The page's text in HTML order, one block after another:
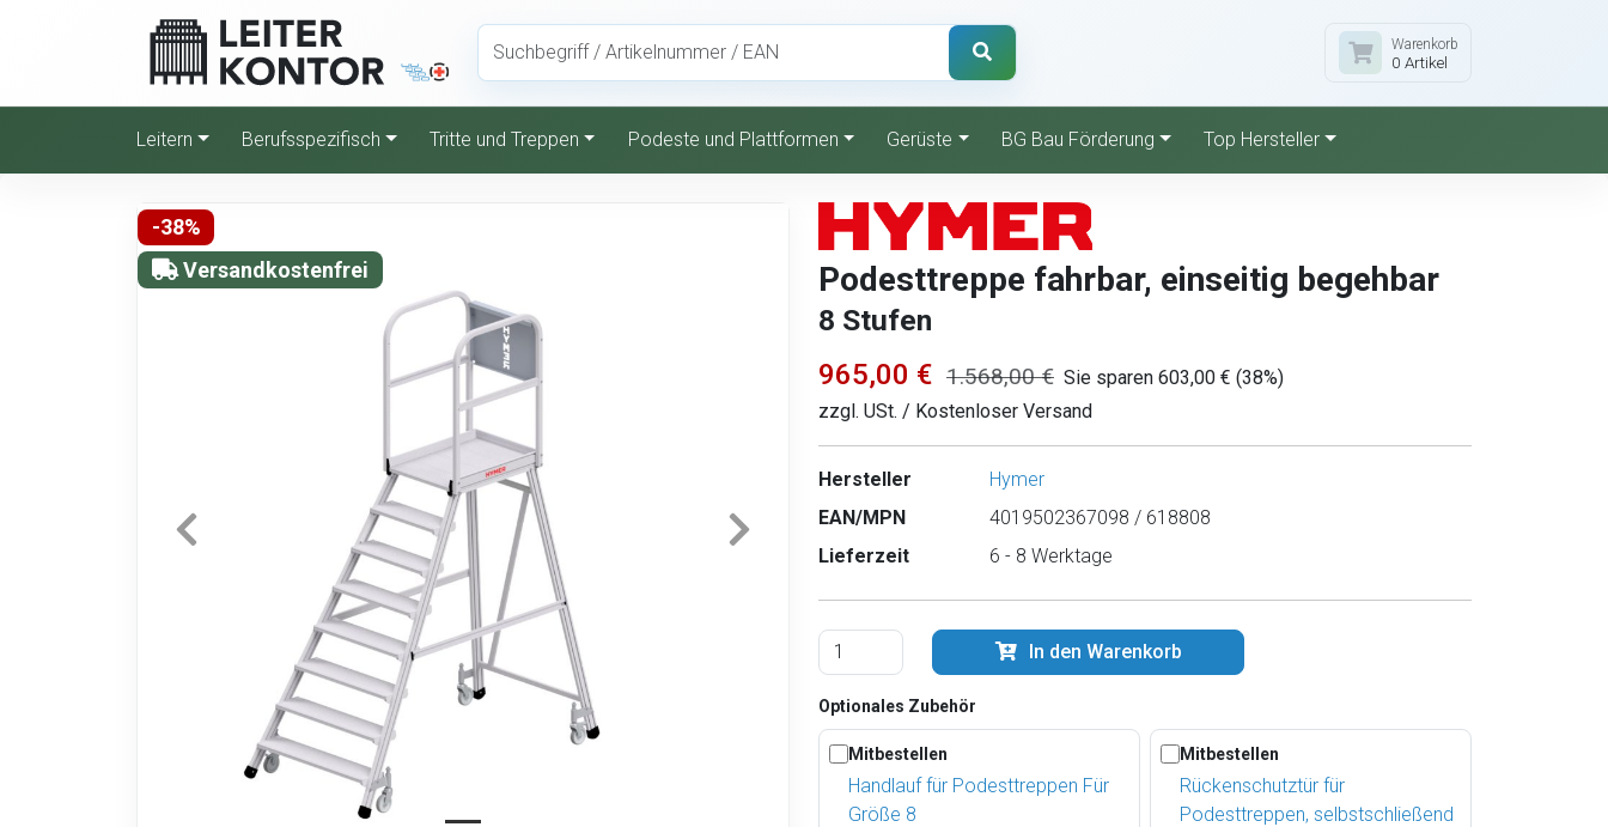
Warenkorb
0 Artikel
Leitern Berufsspezifisch Tritte und Treppen Podeste und Plattformen Gerüste BG Bau Förderung Top Hersteller
-38%
Versandkostenfrei
Podesttreppe fahrbar, einseitig begehbar
8 Stufen
965,00 € 1.568,00 € Sie sparen 603,00 € (38%)
zzgl. USt. / Kostenloser Versand
Hersteller
Hymer
EAN/MPN
4019502367098 / 618808
Lieferzeit
6 - 8 Werktage
In den Warenkorb
Optionales Zubehör
Mitbestellen
Handlauf für Podesttreppen Für
Größe 8
Mitbestellen
Rückenschutztür für
Podesttreppen, selbstschließend